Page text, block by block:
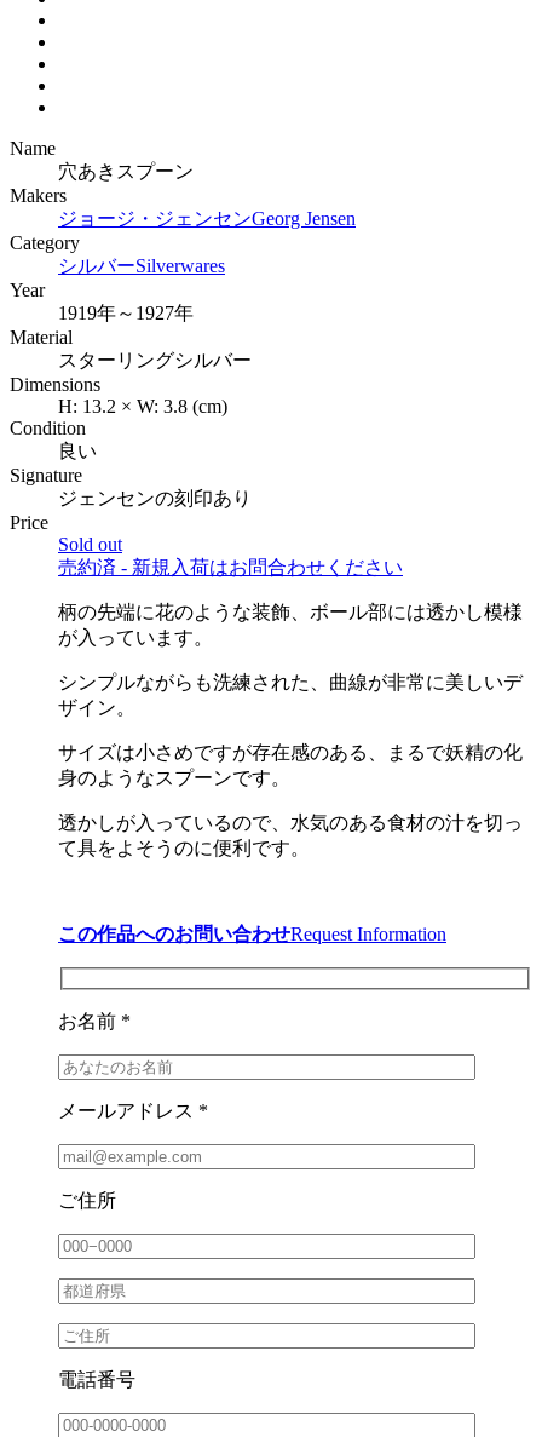
Name
穴あきスプーン
Makers
ジョージ・ジェンセンGeorg Jensen
Category
シルバーSilverwares
Year
1919年～1927年
Material
スターリングシルバー
Dimensions
H: 13.2 × W: 3.8 (cm)
Condition
良い
Signature
ジェンセンの刻印あり
Price
Sold out
売約済 - 新規入荷はお問合わせください
柄の先端に花のような装飾、ボール部には透かし模様
が入っています。
シンプルながらも洗練された、曲線が非常に美しいデ
ザイン。
サイズは小さめですが存在感のある、まるで妖精の化
身のようなスプーンです。
透かしが入っているので、水気のある食材の汁を切っ
て具をよそうのに便利です。
この作品へのお問い合わせRequest Information
お名前 *
メールアドレス *
ご住所
電話番号